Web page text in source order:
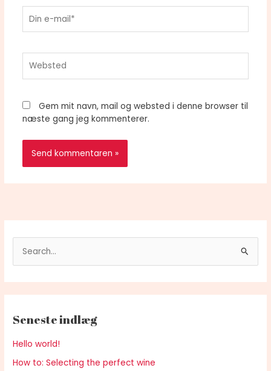
e-
Gem mit navn, mail og websted i denne browser til
næste gang jeg kommenterer.
ø
g
f
r
Seneste indlæg
Hello world!
How to: Selecting the perfect wine